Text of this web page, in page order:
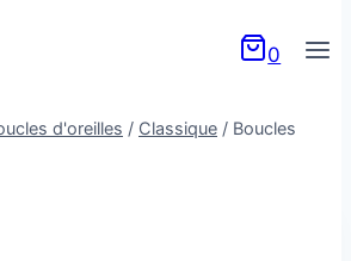
0
d'oreilles / Classique / Boucles